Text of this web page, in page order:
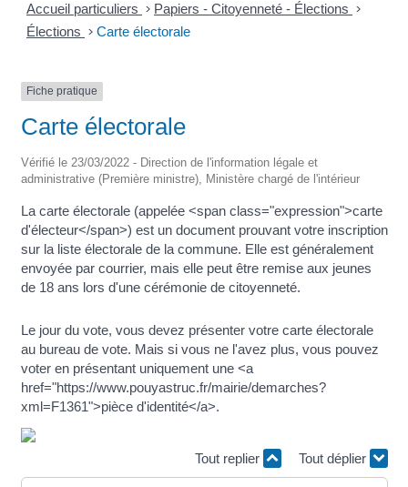
Accueil particuliers > Papiers - Citoyenneté - Élections >
Élections > Carte électorale
Fiche pratique
Carte électorale
Vérifié le 23/03/2022 - Direction de l'information légale et
administrative (Première ministre), Ministère chargé de l'intérieur
La carte électorale (appelée <span class="expression">carte
d'électeur</span>) est un document prouvant votre inscription
sur la liste électorale de la commune. Elle est généralement
envoyée par courrier, mais elle peut être remise aux jeunes
de 18 ans lors d'une cérémonie de citoyenneté.
Le jour du vote, vous devez présenter votre carte électorale
au bureau de vote. Mais si vous ne l'avez plus, vous pouvez
voter en présentant uniquement une <a
href="https://www.pouyastruc.fr/mairie/demarches?
xml=F1361">pièce d'identité</a>.
Tout replier Tout déplier